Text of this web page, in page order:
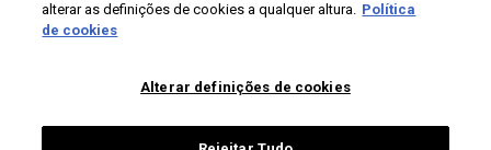
alterar as definições de cookies a qualquer altura. Política
de cookies
Alterar definições de cookies